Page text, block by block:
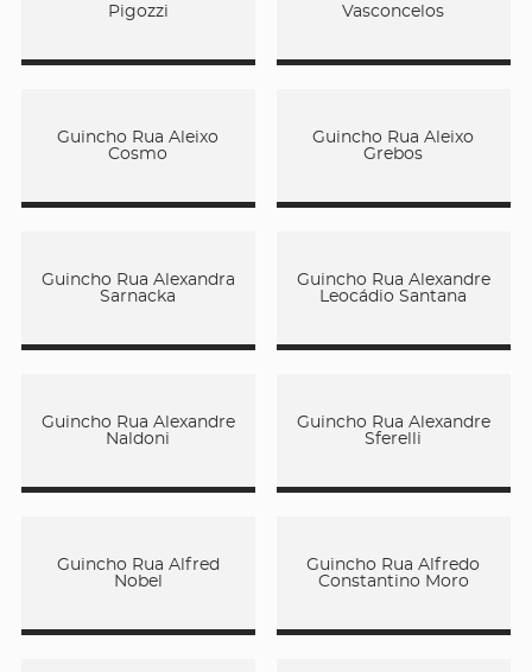
Pigozzi
Vasconcelos
Guincho Rua Aleixo
Cosmo
Guincho Rua Aleixo
Grebos
Guincho Rua Alexandra
Sarnacka
Guincho Rua Alexandre
Leocádio Santana
Guincho Rua Alexandre
Naldoni
Guincho Rua Alexandre
Sferelli
Guincho Rua Alfred
Nobel
Guincho Rua Alfredo
Constantino Moro